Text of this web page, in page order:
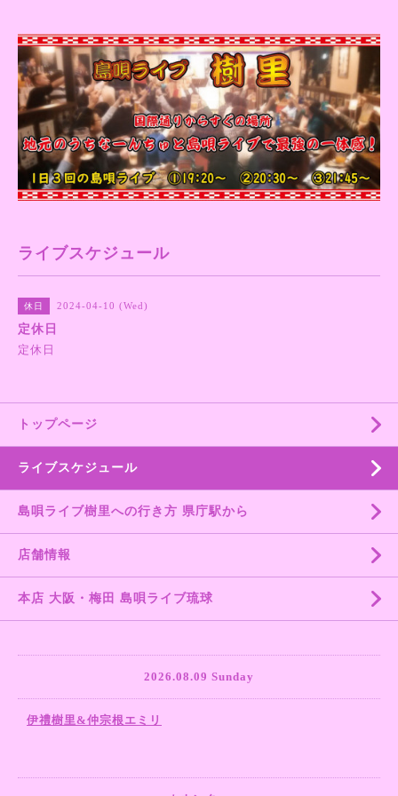
ライブスケジュール
休日 2024-04-10 (Wed)
定休日
定休日
トップページ
ライブスケジュール
島唄ライブ樹里への行き方 県庁駅から
店舗情報
本店 大阪・梅田 島唄ライブ琉球
2026.08.09 Sunday
伊禮樹里&仲宗根エミリ